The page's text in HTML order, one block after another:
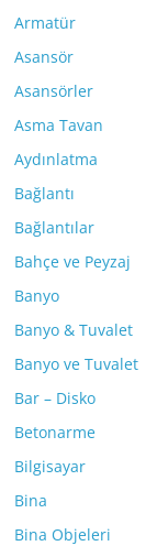
Armatür
Asansör
Asansörler
Asma Tavan
Aydınlatma
Bağlantı
Bağlantılar
Bahçe ve Peyzaj
Banyo
Banyo & Tuvalet
Banyo ve Tuvalet
Bar – Disko
Betonarme
Bilgisayar
Bina
Bina Objeleri